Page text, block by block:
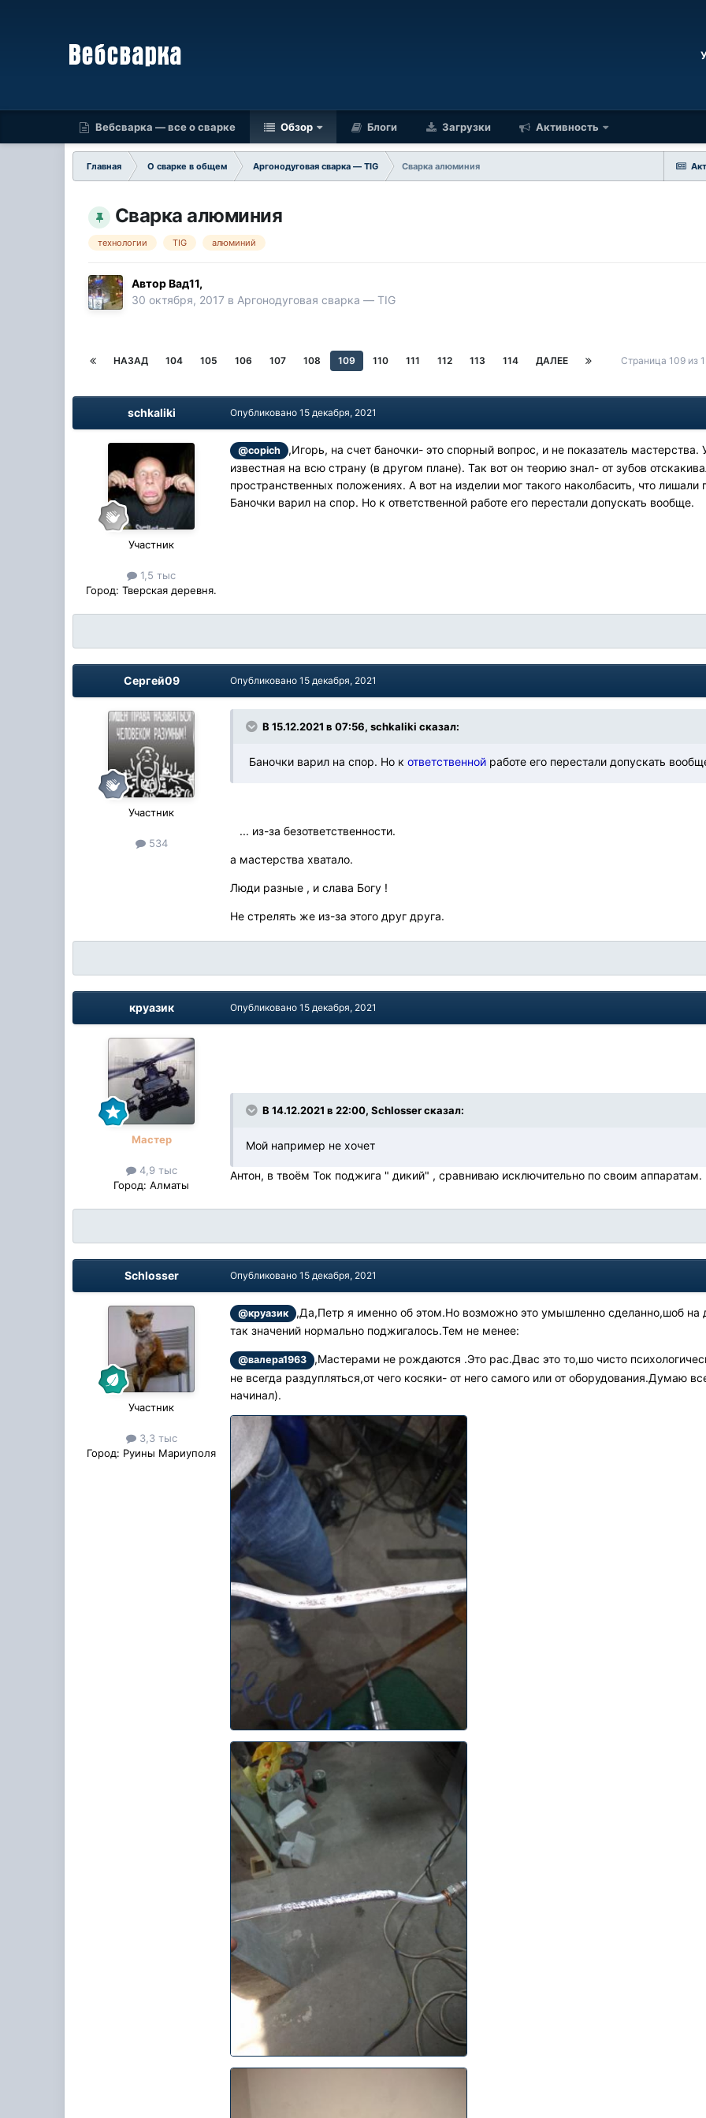
Вебсварка — все о сварке Обзор Блоги Загрузки Активность
Главная О сварке в общем Аргонодуговая сварка — TIG Сварка алюминия
Сварка алюминия
технологии TIG алюминий
АвторВад11,
30 октября, 2017 в Аргонодуговая сварка — TIG
НАЗАД 104 105 106 107 108 109 110 111 112 113 114 ДАЛЕЕ Страница 109 из
schkaliki
Участник
1,5 тыс
Город: Тверская деревня.
Опубликовано15 декабря, 2021
@copich
,Игорь, на счет баночки- это спорный вопрос, и не показатель
известная на всю страну (в другом плане). Так вот он теорию знал- от зубов
пространственных положениях. А вот на изделии мог такого наколбасить, что
Баночки варил на спор. Но к ответственной работе его перестали допускать вообще.
Сергей09
Участник
534
Опубликовано15 декабря, 2021
В 15.12.2021 в 07:56, schkaliki сказал:
Баночки варил на спор. Но кответственной работе его перестали допускать
... из-за безответственности.
а мастерства хватало.
Люди разные , и слава Богу !
Не стрелять же из-за этого друг друга.
круазик
Мастер
4,9 тыс
Город: Алматы
Опубликовано15 декабря, 2021
В 14.12.2021 в 22:00, Schlosser сказал:
Мой например не хочет
Антон, в твоём Ток поджига " дикий" , сравниваю исключительно по своим аппаратам.
Schlosser
Участник
3,3 тыс
Город: Руины Мариуполя
Опубликовано15 декабря, 2021
@круазик
,Да,Петр я именно об этом.Но возможно это умышленно сделанно,шоб на
так значений нормально поджигалось.Тем не менее:
@валера1963
,Мастерами не рождаются .Это рас.Двас это то,шо чисто
не всегда раздупляться,от чего косяки- от него самого или от оборудования.Думаю
начинал).